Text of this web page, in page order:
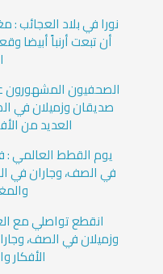
نورا في بلاد العجائب :
أن تبعت أرنباً أبيضا
الصحفيون
صديقان وزميلان في
العديد من
يوم القطط العالمي
في الصف، وجاران في
انقطع تواصلي مع
وزميلان في الصف،
الأفكار